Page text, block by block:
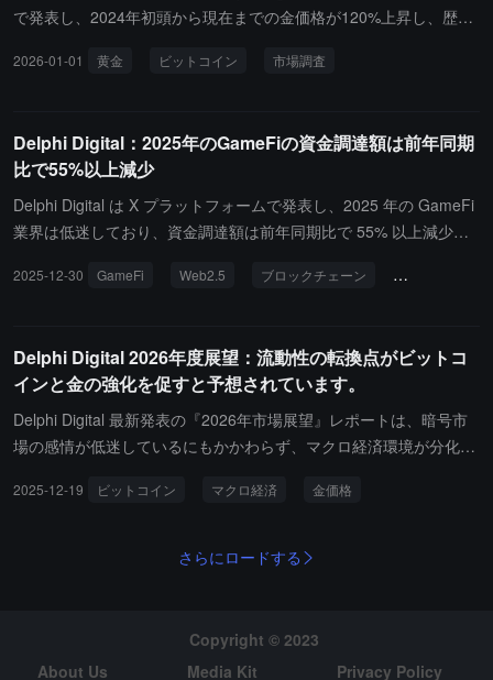
認を完了できます。この改善により、理論的な最終性の遅延は 100
現されました。Votor は、2 つの並行パスを通じて最終確認を実現
に有効になります；初回の支持率が 60% から 80% の間であれば、
遅延確認がトリガーされ、最終確認を完了するためには第二ラウン
ドの投票が 60% を超える必要があります。Rotor は、Solana のブ
ロック伝播層を再構築しました。従来の Turbine 伝播ネットワーク
テークウェイト中継パスを導入し、帯域幅の効率を優先します。高
ク伝播は最速で 18 ミリ秒以内に完了することができます。このア
ップグレードは段階的に進められる予定で、初期の開始時期は 202
6 年初頭から中頃を見込んでいます。
で発表し、2024年初頭から現在までの金価格が120%上昇し、歴史
は、経済の後退、量的緩和、または金融危機の背景なしに実現され
で歴史的にビットコインに対して約3ヶ月先行しているため、この
傾向は暗号通貨にとって参考になります。現在、金は緩和サイクル
の再評価を完了しており、ビットコインの感情は以前のサイクルの
シミュレーションと最近の調整の影響を受けています。貴金属資産
す。貴金属が株式よりも優れたパフォーマンスを示すと、市場は成
の信号となる可能性があります。
2026-01-01 黄金 ビットコイン 市場調査
Delphi Digital：2025年のGameFiの資金調達額は前年同期
比で55%以上減少
Delphi Digital は X プラットフォームで発表し、2025 年の GameFi
業界は低迷しており、資金調達額は前年同期比で 55% 以上減少し
低下しています。Web2.5 ゲームが静かに台頭しています。この種
b Games、Mythical Games、Wemade/Wemix などのスタジオは、
ブロックチェーン技術を活用して利益率を向上させ、参加度を高め
ながら、引き続きかなりの収益を上げています。Web3 ネイティブ
ゲームは今年、6 桁から 7 桁の収益を生み出しましたが、プレイヤ
失した後はユーザーの流出が深刻です。Web2.5 スタジオは現在、
きます。ステーブルコインの普及はこの傾向を加速させ、小額取
2025-12-30 GameFi Web2.5 ブロックチェーン 資金調達額
Delphi Digital 2026年度展望：流動性の転換点がビットコ
インと金の強化を促すと予想されています。
Delphi Digital 最新発表の『2026年市場展望』レポートは、暗号市
場の感情が低迷しているにもかかわらず、マクロ経済環境が分化か
げサイクルを開始した。米連邦準備制度は量的緩和を終了し、2026
世界の流動性が向上する見込みである。レポートは、金価格が新高
2026年も毎月70トンのペースで増加すると予想している。同時
2025-12-19 ビットコイン マクロ経済 金価格
さらにロードする
Copyright © 2023
About Us
Media Kit Privacy Policy